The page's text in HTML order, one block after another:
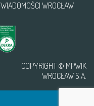
WIADOMOŚCI WROCŁAW
COPYRIGHT © MPWIK
WROCŁAW S.A.